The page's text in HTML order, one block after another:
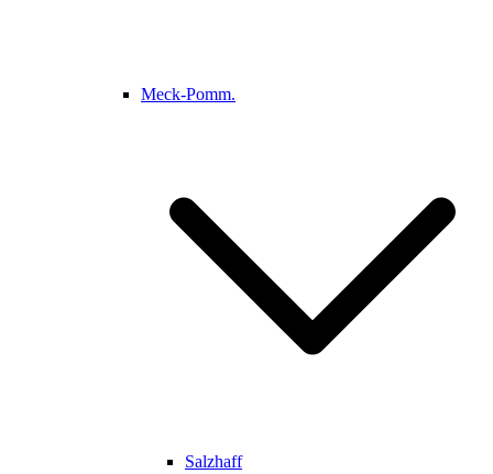
Meck-Pomm.
Salzhaff